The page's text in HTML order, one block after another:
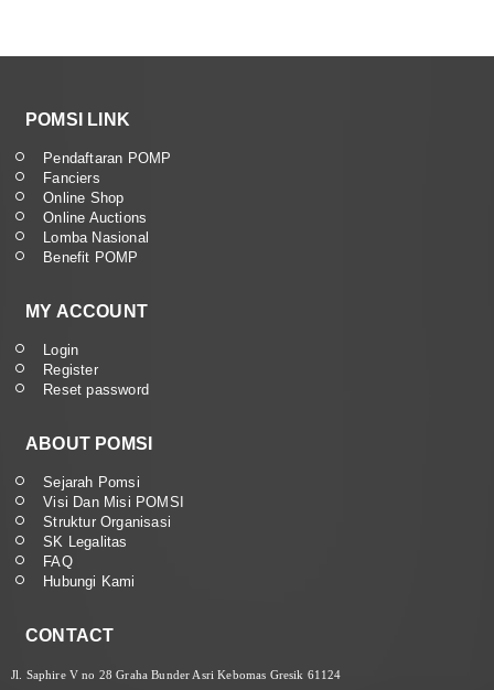
POMSI LINK
Pendaftaran POMP
Fanciers
Online Shop
Online Auctions
Lomba Nasional
Benefit POMP
MY ACCOUNT
Login
Register
Reset password
ABOUT POMSI
Sejarah Pomsi
Visi Dan Misi POMSI
Struktur Organisasi
SK Legalitas
FAQ
Hubungi Kami
CONTACT
Jl. Saphire V no 28 Graha Bunder Asri Kebomas Gresik 61124